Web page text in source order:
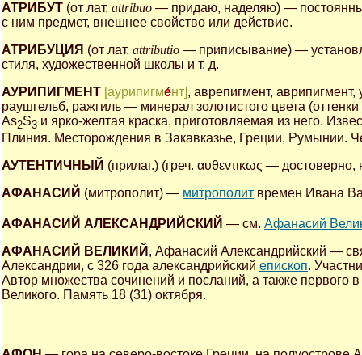
АТРИБУТ (от лат. attribuo — придаю, наделяю) —
с ним предмет, внешнее свойство или действие.
АТРИБУЦИЯ (от лат. attributio — приписывание) —
стиля, художественной школы и т. д.
АУРИПИГМЕНТ [аурипигме́нт], аврепигмент, аврипигмент,
раушгельб, ражгиль — минерал золотистого цвета
As2S3 и ярко-желтая краска, приготовляемая из него.
Плиния. Месторождения в Закавказье, Греции, Румынии.
АУТЕНТИЧНЫЙ (прилаг.) (греч. αυθεντικως —
АФАНАСИЙ (митрополит) — митрополит времен Ивана
АФАНАСИЙ АЛЕКСАНДРИЙСКИЙ — см. Афанасий
АФАНАСИЙ ВЕЛИКИЙ , Афанасий Александрийский —
Александрии, с 326 года александрийский епископ.
Автор множества сочинений и посланий, а также первого
Великого. Память 18 (31) октября.